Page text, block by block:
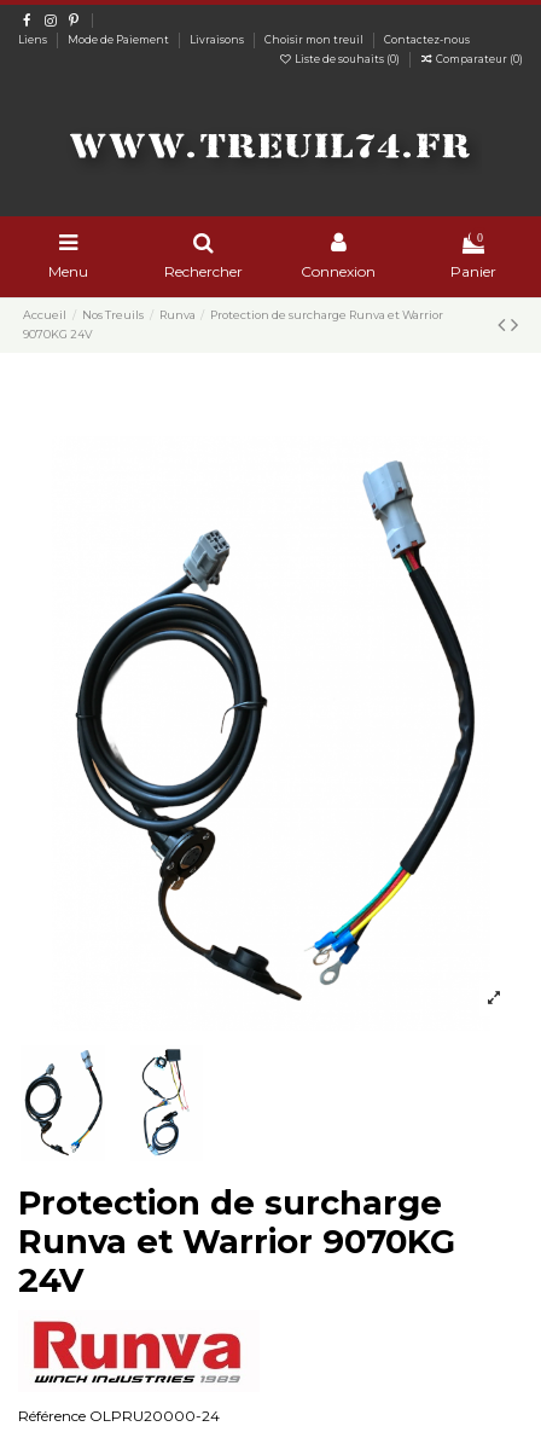
Liens Mode de Paiement Livraisons Choisir mon treuil
Contactez-nous
Liste de souhaits (0) Comparateur (0)
Menu Rechercher Connexion
0
Panier
Accueil Nos Treuils Runva
Protection de surcharge Runva et Warrior
9070KG 24V
Protection de surcharge
Runva et Warrior 9070KG
24V
Référence OLPRU20000-24